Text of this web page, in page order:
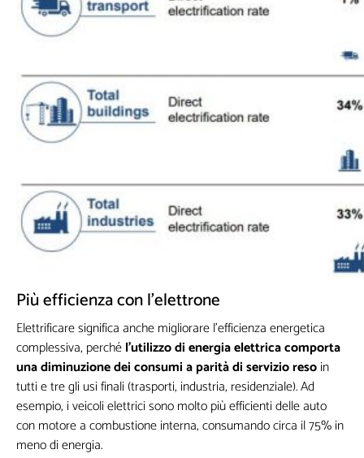
Più efficienza con l’elettrone
Elettrificare significa anche migliorare l’efficienza energetica
complessiva, perchél’utilizzo di energia elettrica comporta
una diminuzione dei consumi a parità di servizio resoin
tutti e tre gli usi finali (trasporti, industria, residenziale). Ad
esempio, i veicoli elettrici sono molto più efficienti delle auto
con motore a combustione interna, consumando circa il 75% in
meno di energia.
Lasciaci la tua Email per ricevere contenuti
I seguenti campi non sono obbligatori,
ma queste informazioni mi sarebbero
utili per la creazione di contenuti
personalizzati